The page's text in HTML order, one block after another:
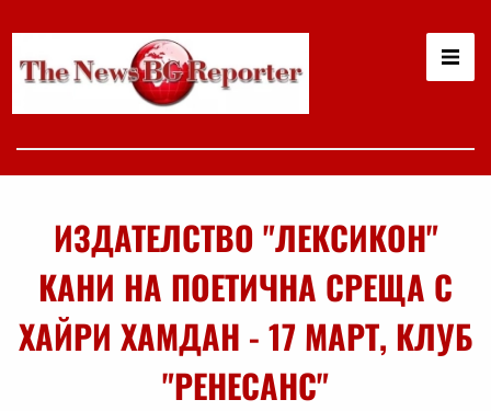
ИЗДАТЕЛСТВО "ЛЕКСИКОН"
КАНИ НА ПОЕТИЧНА СРЕЩА С
ХАЙРИ ХАМДАН - 17 МАРТ, КЛУБ
"РЕНЕСАНС"